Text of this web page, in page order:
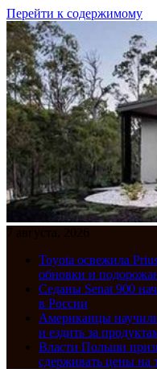
Перейти к содержимому
7 августа, 2026
Toyota освежила
обновки и
Седаны Senat 900
в России
Американцы
и ездить за
Власти Польши
сдерживать цены на